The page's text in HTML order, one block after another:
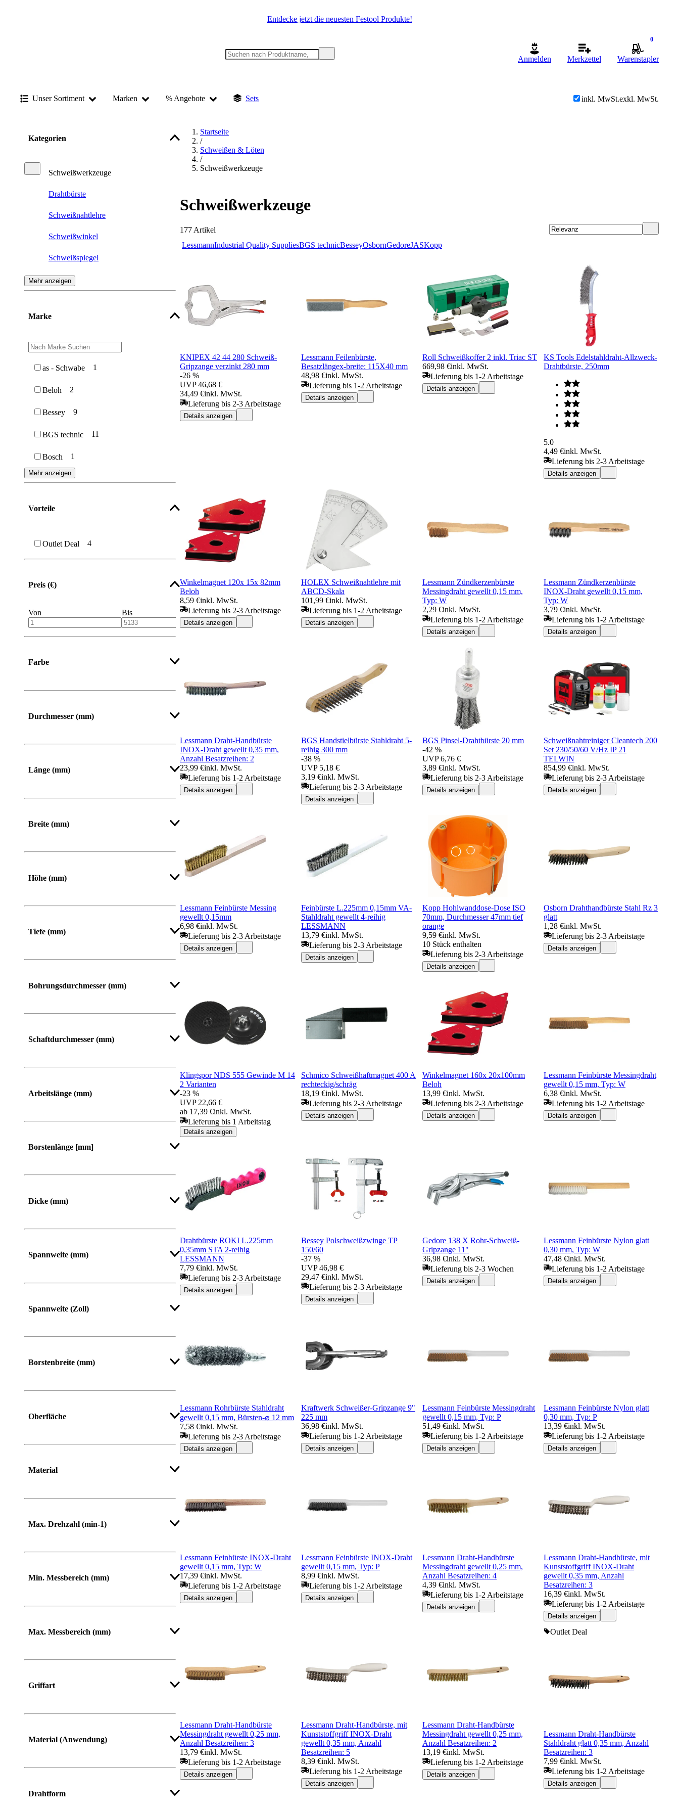
Entdecke jetzt die neuesten Festool Produkte!
Anmelden Merkzettel
0
Warenstapler
Unser Sortiment Marken % Angebote Sets inkl. MwSt.exkl. MwSt.
Kategorien
Schweißwerkzeuge
Drahtbürste
Schweißnahtlehre
Schweißwinkel
Schweißspiegel
Schweißer-Gripzange
Schlackenhammer
Magnetpolklemme
Mehr anzeigen
Marke
as - Schwabe 1
Beloh 2
Bessey 9
BGS technic 11
Bosch 1
Mehr anzeigen
Vorteile
Outlet Deal 4
Preis (€)
Von Bis
Farbe
Durchmesser (mm)
Länge (mm)
Von Bis
Breite (mm)
Von Bis
Höhe (mm)
Von Bis
Tiefe (mm)
Bohrungsdurchmesser (mm)
Schaftdurchmesser (mm)
Arbeitslänge (mm)
Borstenlänge [mm]
Dicke (mm)
Spannweite (mm)
Spannweite (Zoll)
Borstenbreite (mm)
Oberfläche
Material
Max. Drehzahl (min-1)
Min. Messbereich (mm)
Max. Messbereich (mm)
Griffart
Material (Anwendung)
Drahtform
Startseite
/
Schweißen & Löten
/
Schweißwerkzeuge
Schweißwerkzeuge
177 Artikel
LessmannIndustrial Quality SuppliesBGS technicBesseyOsbornGedoreJASKopp
KNIPEX 42 44 280 Schweiß-
Gripzange verzinkt 280 mm
-26 %
UVP 46,68 €
34,49 €inkl. MwSt.
Lieferung bis 2-3 Arbeitstage
Details anzeigen
Lessmann Feilenbürste,
Besatzlängex-breite: 115X40 mm
48,98 €inkl. MwSt.
Lieferung bis 1-2 Arbeitstage
Details anzeigen
Roll Schweißkoffer 2 inkl. Triac ST
669,98 €inkl. MwSt.
Lieferung bis 1-2 Arbeitstage
Details anzeigen
KS Tools Edelstahldraht-Allzweck-
Drahtbürste, 250mm
5.0
4,49 €inkl. MwSt.
Lieferung bis 2-3 Arbeitstage
Details anzeigen
Winkelmagnet 120x 15x 82mm
Beloh
8,59 €inkl. MwSt.
Lieferung bis 2-3 Arbeitstage
Details anzeigen
HOLEX Schweißnahtlehre mit
ABCD-Skala
101,99 €inkl. MwSt.
Lieferung bis 1-2 Arbeitstage
Details anzeigen
Lessmann Zündkerzenbürste
Messingdraht gewellt 0,15 mm,
Typ: W
2,29 €inkl. MwSt.
Lieferung bis 1-2 Arbeitstage
Details anzeigen
Lessmann Zündkerzenbürste
INOX-Draht gewellt 0,15 mm,
Typ: W
3,79 €inkl. MwSt.
Lieferung bis 1-2 Arbeitstage
Details anzeigen
Lessmann Draht-Handbürste
INOX-Draht gewellt 0,35 mm,
Anzahl Besatzreihen: 2
23,99 €inkl. MwSt.
Lieferung bis 1-2 Arbeitstage
Details anzeigen
BGS Handstielbürste Stahldraht 5-
reihig 300 mm
-38 %
UVP 5,18 €
3,19 €inkl. MwSt.
Lieferung bis 2-3 Arbeitstage
Details anzeigen
BGS Pinsel-Drahtbürste 20 mm
-42 %
UVP 6,76 €
3,89 €inkl. MwSt.
Lieferung bis 2-3 Arbeitstage
Details anzeigen
Schweißnahtreiniger Cleantech 200
Set 230/50/60 V/Hz IP 21
TELWIN
854,99 €inkl. MwSt.
Lieferung bis 2-3 Arbeitstage
Details anzeigen
Lessmann Feinbürste Messing
gewellt 0,15mm
6,98 €inkl. MwSt.
Lieferung bis 2-3 Arbeitstage
Details anzeigen
Feinbürste L.225mm 0,15mm VA-
Stahldraht gewellt 4-reihig
LESSMANN
13,79 €inkl. MwSt.
Lieferung bis 2-3 Arbeitstage
Details anzeigen
Kopp Hohlwanddose-Dose ISO
70mm, Durchmesser 47mm tief
orange
9,59 €inkl. MwSt.
10 Stück enthalten
Lieferung bis 2-3 Arbeitstage
Details anzeigen
Osborn Drahthandbürste Stahl Rz 3
glatt
1,28 €inkl. MwSt.
Lieferung bis 2-3 Arbeitstage
Details anzeigen
Klingspor NDS 555 Gewinde M 14
2 Varianten
-23 %
UVP 22,66 €
ab 17,39 €inkl. MwSt.
Lieferung bis 1 Arbeitstag
Details anzeigen
Schmico Schweißhaftmagnet 400 A
rechteckig/schräg
18,19 €inkl. MwSt.
Lieferung bis 2-3 Arbeitstage
Details anzeigen
Winkelmagnet 160x 20x100mm
Beloh
13,99 €inkl. MwSt.
Lieferung bis 2-3 Arbeitstage
Details anzeigen
Lessmann Feinbürste Messingdraht
gewellt 0,15 mm, Typ: W
6,38 €inkl. MwSt.
Lieferung bis 1-2 Arbeitstage
Details anzeigen
Drahtbürste ROKI L.225mm
0,35mm STA 2-reihig
LESSMANN
7,79 €inkl. MwSt.
Lieferung bis 2-3 Arbeitstage
Details anzeigen
Bessey Polschweißzwinge TP
150/60
-37 %
UVP 46,98 €
29,47 €inkl. MwSt.
Lieferung bis 2-3 Arbeitstage
Details anzeigen
Gedore 138 X Rohr-Schweiß-
Gripzange 11"
36,98 €inkl. MwSt.
Lieferung bis 2-3 Wochen
Details anzeigen
Lessmann Feinbürste Nylon glatt
0,30 mm, Typ: W
47,48 €inkl. MwSt.
Lieferung bis 1-2 Arbeitstage
Details anzeigen
Lessmann Rohrbürste Stahldraht
gewellt 0,15 mm, Bürsten-⌀ 12 mm
7,58 €inkl. MwSt.
Lieferung bis 2-3 Arbeitstage
Details anzeigen
Kraftwerk Schweißer-Gripzange 9"
225 mm
36,98 €inkl. MwSt.
Lieferung bis 1-2 Arbeitstage
Details anzeigen
Lessmann Feinbürste Messingdraht
gewellt 0,15 mm, Typ: P
51,49 €inkl. MwSt.
Lieferung bis 1-2 Arbeitstage
Details anzeigen
Lessmann Feinbürste Nylon glatt
0,30 mm, Typ: P
13,39 €inkl. MwSt.
Lieferung bis 1-2 Arbeitstage
Details anzeigen
Lessmann Feinbürste INOX-Draht
gewellt 0,15 mm, Typ: W
17,39 €inkl. MwSt.
Lieferung bis 1-2 Arbeitstage
Details anzeigen
Lessmann Feinbürste INOX-Draht
gewellt 0,15 mm, Typ: P
8,99 €inkl. MwSt.
Lieferung bis 1-2 Arbeitstage
Details anzeigen
Lessmann Draht-Handbürste
Messingdraht gewellt 0,25 mm,
Anzahl Besatzreihen: 4
4,39 €inkl. MwSt.
Lieferung bis 1-2 Arbeitstage
Details anzeigen
Lessmann Draht-Handbürste, mit
Kunststoffgriff INOX-Draht
gewellt 0,35 mm, Anzahl
Besatzreihen: 3
16,39 €inkl. MwSt.
Lieferung bis 1-2 Arbeitstage
Details anzeigen
Lessmann Draht-Handbürste
Messingdraht gewellt 0,25 mm,
Anzahl Besatzreihen: 3
13,79 €inkl. MwSt.
Lieferung bis 1-2 Arbeitstage
Details anzeigen
Lessmann Draht-Handbürste, mit
Kunststoffgriff INOX-Draht
gewellt 0,35 mm, Anzahl
Besatzreihen: 5
8,39 €inkl. MwSt.
Lieferung bis 1-2 Arbeitstage
Details anzeigen
Lessmann Draht-Handbürste
Messingdraht gewellt 0,25 mm,
Anzahl Besatzreihen: 2
13,19 €inkl. MwSt.
Lieferung bis 1-2 Arbeitstage
Details anzeigen
Outlet Deal
Lessmann Draht-Handbürste
Stahldraht glatt 0,35 mm, Anzahl
Besatzreihen: 3
7,99 €inkl. MwSt.
Lieferung bis 1-2 Arbeitstage
Details anzeigen